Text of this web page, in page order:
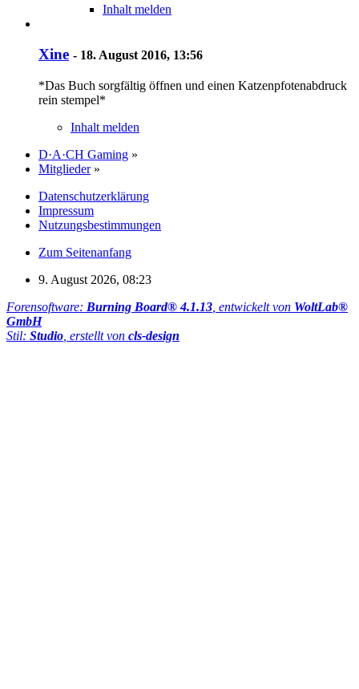
Inhalt melden
Xine - 18. August 2016, 13:56
*Das Buch sorgfältig öffnen und einen Katzenpfotenabdruck
rein stempel*
Inhalt melden
D·A·CH Gaming »
Mitglieder »
Datenschutzerklärung
Impressum
Nutzungsbestimmungen
Zum Seitenanfang
9. August 2026, 08:23
Forensoftware: Burning Board® 4.1.13 , entwickelt von WoltLab®
GmbH
Stil: Studio , erstellt von cls-design